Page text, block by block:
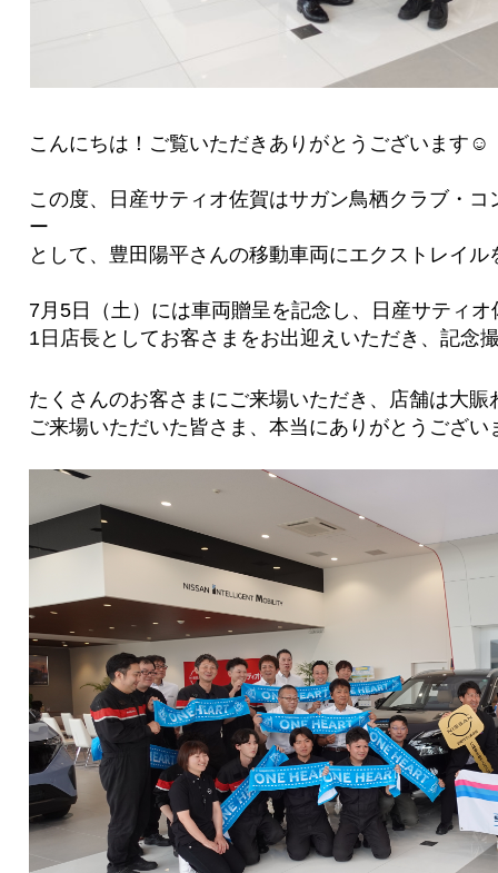
こんにちは！ご覧いただきありがとうございます☺
この度、日産サティオ佐賀はサガン鳥栖クラブ・
ー
として、豊田陽平さんの移動車両にエクストレイ
7月5日（土）には車両贈呈を記念し、日産サティ
1日店長としてお客さまをお出迎えいただき、記念
たくさんのお客さまにご来場いただき、店舗は大賑
ご来場いただいた皆さま、本当にありがとうござい